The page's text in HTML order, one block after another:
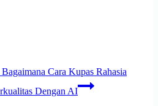
Bagaimana Cara Kupas Rahasia
Dengan AI